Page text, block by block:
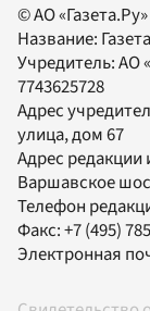
© АО
Название:
Учредитель:АО
7743625728
Адрес
улица, дом 67
Адрес редакции
Варшавское
Телефон
Факс:+7 (495)
Электронная